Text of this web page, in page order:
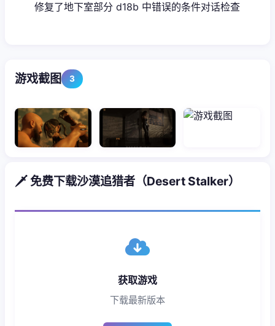
修复了地下室部分 d18b 中错误的条件对话检查
游戏截图 3
🗡️ 免费下载沙漠追猎者（Desert Stalker）
获取游戏
下载最新版本